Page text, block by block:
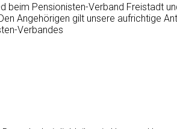
beim Pensionisten-Verband Freistadt
Angehörigen gilt unsere aufrichtige
Verbandes